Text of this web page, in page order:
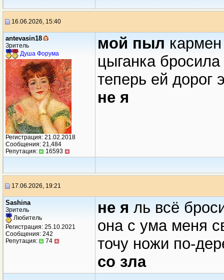
16.06.2026, 15:40
antevasin18
Зритель
Душа Форума
Регистрация: 21.02.2018
Сообщения: 21,484
Репутация:
16593
мой пыл
цыганка
теперь ей дорог
не я
17.06.2026, 19:21
Sashina
Зритель
Любитель
Регистрация: 25.10.2021
Сообщения: 242
Репутация:
74
не я ль всё
она с ума меня
точу ножи по-
со зла